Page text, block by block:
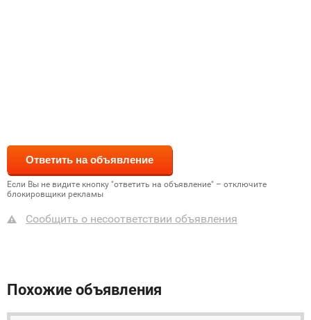
Если Вы не видите кнопку "ответить на объявление" – отключите
блокировщики рекламы
Сообщить о несоответствии объявления
Похожие объявления